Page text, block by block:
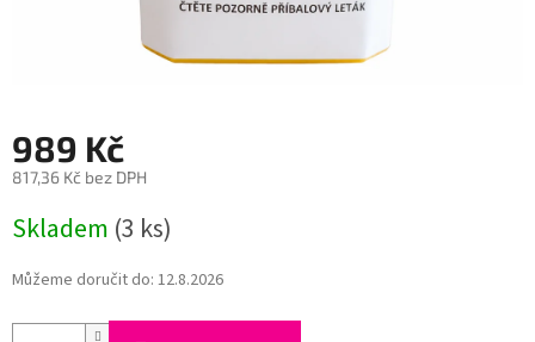
989 Kč
817,36 Kč bez DPH
cena:
Skladem (3 ks)
Můžeme doručit do: 12.8.2026